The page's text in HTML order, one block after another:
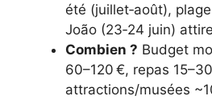
été (juillet‑août),
João (23‑24 juin)
Combien ? Budget
60–120 €, repas
attractions/musées